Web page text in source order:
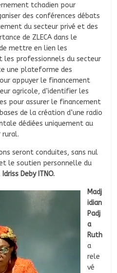
tchadien pour
des conférences débats
du secteur privé et des
de ZLECA dans le
mettre en lien les
les professionnels du secteur
une plateforme des
appuyer le financement
agricole, d’identifier les
pour assurer le financement
de la création d’une radio
dédiées uniquement au
rural.
seront conduites, sans nul
le soutien personnelle du
Idriss Deby ITNO.
Madj
idian
Padj
a
Ruth
a
rele
vé